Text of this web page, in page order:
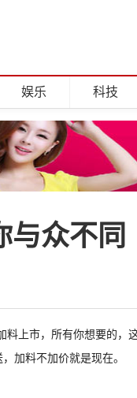
娱乐 科技
与众不同
上市，所有你想要的，
加料不加价就是现在。